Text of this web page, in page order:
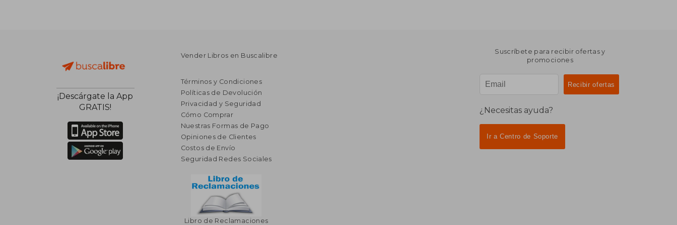
¡Descárgate la App
GRATIS!
Vender Libros en Buscalibre
Términos y Condiciones
Políticas de Devolución
Privacidad y Seguridad
Cómo Comprar
Nuestras Formas de Pago
Opiniones de Clientes
Costos de Envío
Seguridad Redes Sociales
Libro de Reclamaciones
Suscríbete para recibir ofertas y
promociones
¿Necesitas ayuda?
Ir a Centro de Soporte